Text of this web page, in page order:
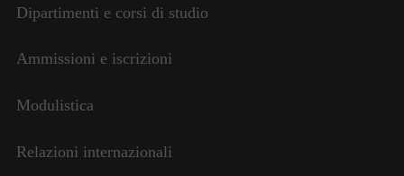
Dipartimenti e corsi di studio
Ammissioni e iscrizioni
Modulistica
Relazioni internazionali